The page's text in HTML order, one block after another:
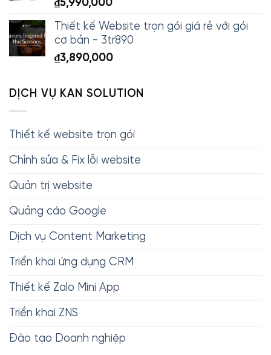
₫5,990,000
Thiết kế Website trọn gói giá rẻ với gói
cơ bản - 3tr890
₫3,890,000
DỊCH VỤ KAN SOLUTION
Thiết kế website trọn gói
Chỉnh sửa & Fix lỗi website
Quản trị website
Quảng cáo Google
Dịch vụ Content Marketing
Triển khai ứng dụng CRM
Thiết kế Zalo Mini App
Triển khai ZNS
Đào tạo Doanh nghiệp